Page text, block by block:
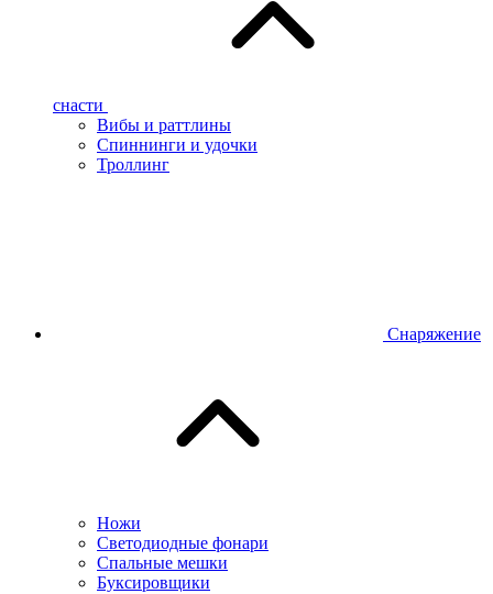
снасти
Вибы и раттлины
Спиннинги и удочки
Троллинг
Снаряжение
Ножи
Светодиодные фонари
Спальные мешки
Буксировщики